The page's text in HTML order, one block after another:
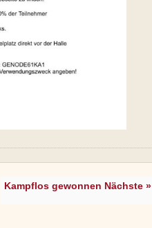
Kampflos gewonnen Nächste »